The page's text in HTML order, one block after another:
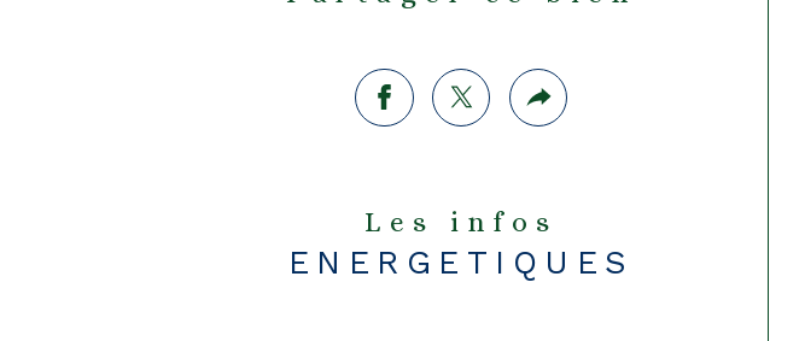
aux normes en vigueur et devra faire
Les infos
ENERGETIQUES